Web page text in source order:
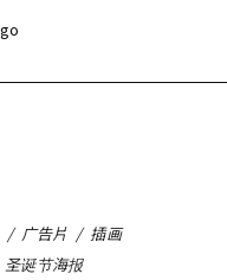
/ 广告片 / 插画
圣诞节海报